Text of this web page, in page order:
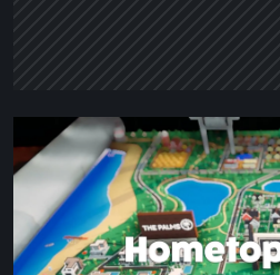
Hometopia
–
Costruire
insieme
è